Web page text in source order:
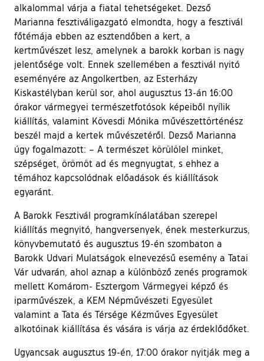
alkalommal várja a fiatal tehetségeket. Dezső
Marianna fesztiváligazgató elmondta, hogy a fesztivál
főtémája ebben az esztendőben a kert, a
kertművészet lesz, amelynek a barokk korban is nagy
jelentősége volt. Ennek szellemében a fesztivál nyitó
eseményére az Angolkertben, az Esterházy
Kiskastélyban kerül sor, ahol augusztus 13-án 16:00
órakor vármegyei természetfotósok képeiből nyílik
kiállítás, valamint Kövesdi Mónika művészettörténész
beszél majd a kertek művészetéről. Dezső Marianna
úgy fogalmazott: – A természet körülölel minket,
szépséget, örömöt ad és megnyugtat, s ehhez a
témához kapcsolódnak előadások és kiállítások
egyaránt.
A Barokk Fesztivál programkínálatában szerepel
kiállítás megnyitó, hangversenyek, ének mesterkurzus,
könyvbemutató és augusztus 19-én szombaton a
Barokk Udvari Mulatságok elnevezésű esemény a Tatai
Vár udvarán, ahol aznap a különböző zenés programok
mellett Komárom- Esztergom Vármegyei képző és
iparművészek, a KEM Népművészeti Egyesület
valamint a Tata és Térsége Kézműves Egyesület
alkotóinak kiállítása és vására is várja az érdeklődőket.
Ugyancsak augusztus 19-én, 17:00 órakor nyitják meg a